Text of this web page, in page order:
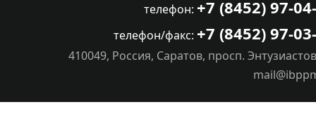
телефон: +7 (8452) 97-
телефон/факс: +7 (8452) 97-
410049, Россия, Саратов, просп.